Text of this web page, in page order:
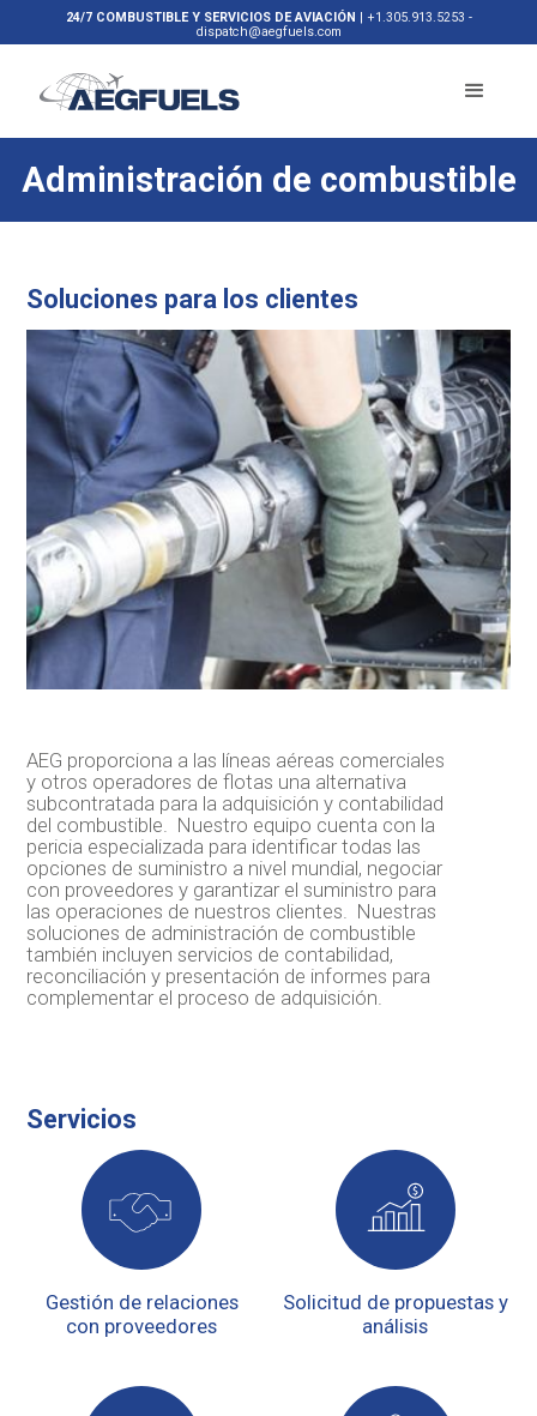
24/7 COMBUSTIBLE Y SERVICIOS DE AVIACIÓN | +1.305.913.5253 -
dispatch@aegfuels.com
Administración de combustible
Soluciones para los clientes
AEG proporciona a las líneas aéreas comerciales
y otros operadores de flotas una alternativa
subcontratada para la adquisición y contabilidad
del combustible. Nuestro equipo cuenta con la
pericia especializada para identificar todas las
opciones de suministro a nivel mundial, negociar
con proveedores y garantizar el suministro para
las operaciones de nuestros clientes. Nuestras
soluciones de administración de combustible
también incluyen servicios de contabilidad,
reconciliación y presentación de informes para
complementar el proceso de adquisición.
Servicios
Gestión de relaciones
con proveedores
Solicitud de propuestas y
análisis